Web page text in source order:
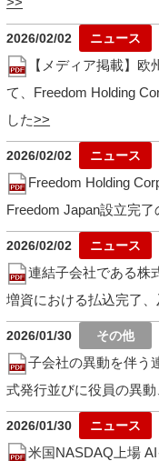
2026/02/02
【メディア掲載】
て、Freedom Holding
した
2026/02/02
Freedom Holding
Freedom Japan設立完
2026/02/02
連結子会社である株
増資における払込完了
2026/01/30
子会社の異動を伴う
式発行並びに役員の異
2026/01/30
米国NASDAQ上場